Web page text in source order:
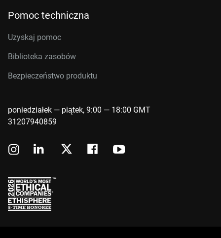
Pomoc techniczna
Uzyskaj pomoc
Biblioteka zasobów
Bezpieczeństwo produktu
poniedziałek — piątek, 9:00 — 18:00 GMT
31207940859